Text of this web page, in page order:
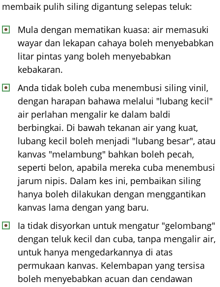
membaik pulih siling digantung selepas teluk:
Mula dengan mematikan kuasa: air memasuki
wayar dan lekapan cahaya boleh menyebabkan
litar pintas yang boleh menyebabkan
kebakaran.
Anda tidak boleh cuba menembusi siling vinil,
dengan harapan bahawa melalui "lubang kecil"
air perlahan mengalir ke dalam baldi
berbingkai. Di bawah tekanan air yang kuat,
lubang kecil boleh menjadi "lubang besar", atau
kanvas "melambung" bahkan boleh pecah,
seperti belon, apabila mereka cuba menembusi
jarum nipis. Dalam kes ini, pembaikan siling
hanya boleh dilakukan dengan menggantikan
kanvas lama dengan yang baru.
Ia tidak disyorkan untuk mengatur "gelombang"
dengan teluk kecil dan cuba, tanpa mengalir air,
untuk hanya mengedarkannya di atas
permukaan kanvas. Kelembapan yang tersisa
boleh menyebabkan acuan dan cendawan